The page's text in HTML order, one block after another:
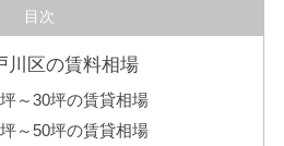
目次
川区の賃料相場
～30坪の賃貸相場
～50坪の賃貸相場